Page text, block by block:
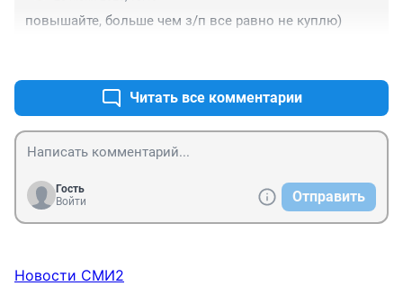
повышайте, больше чем з/п все равно не куплю)
Читать все комментарии
Гость
Войти
Отправить
Новости СМИ2